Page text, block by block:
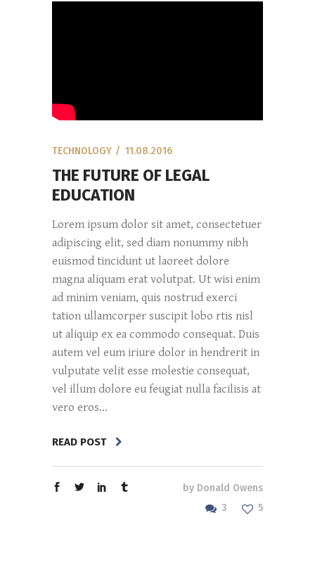
TECHNOLOGY 11.08.2016
THE FUTURE OF LEGAL
EDUCATION
Lorem ipsum dolor sit amet, consectetuer
adipiscing elit, sed diam nonummy nibh
euismod tincidunt ut laoreet dolore
magna aliquam erat volutpat. Ut wisi enim
ad minim veniam, quis nostrud exerci
tation ullamcorper suscipit lobo rtis nisl
ut aliquip ex ea commodo consequat. Duis
autem vel eum iriure dolor in hendrerit in
vulputate velit esse molestie consequat,
vel illum dolore eu feugiat nulla facilisis at
vero eros...
READ POST
by Donald Owens
3
5